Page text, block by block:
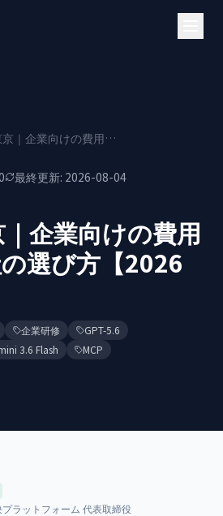
AI研修 東京｜企業向けの費用相場と会社の選び方【2026年最新】
最終更新: 2026-08-04
企業向けの費用
選び方【2026
企業研修
GPT-5.6
3.6 Flash
MCP
ラットフォーム 代表取締役